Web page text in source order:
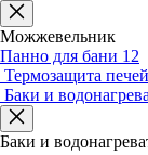
Можжевельник
Панно для бани 12
Термозащита печей
Баки и
Баки и